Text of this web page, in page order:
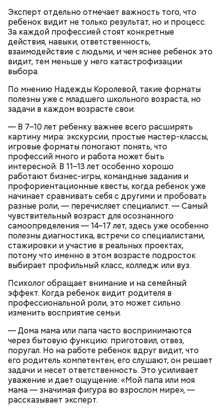
Эксперт отдельно отмечает важность того, что
ребенок видит не только результат, но и процесс.
За каждой профессией стоят конкретные
действия, навыки, ответственность,
взаимодействие с людьми, и чем яснее ребенок это
видит, тем меньше у него катастрофизации
выбора.
По мнению Надежды Королевой, такие форматы
полезны уже с младшего школьного возраста, но
задачи в каждом возрасте свои.
— В 7–10 лет ребенку важнее всего расширять
картину мира: экскурсии, простые мастер-классы,
игровые форматы помогают понять, что
профессий много и работа может быть
интересной. В 11–13 лет особенно хорошо
работают бизнес-игры, командные задания и
профориентационные квесты, когда ребенок уже
начинает сравнивать себя с другими и пробовать
разные роли, — перечисляет специалист. — Самый
чувствительный возраст для осознанного
самоопределения — 14–17 лет, здесь уже особенно
полезны диагностика, встречи со специалистами,
стажировки и участие в реальных проектах,
потому что именно в этом возрасте подросток
выбирает профильный класс, колледж или вуз.
Психолог обращает внимание и на семейный
эффект. Когда ребенок видит родителя в
профессиональной роли, это может сильно
изменить восприятие семьи.
— Дома мама или папа часто воспринимаются
через бытовую функцию: приготовил, отвез,
поругал. Но на работе ребенок вдруг видит, что
его родитель компетентен, его слушают, он решает
задачи и несет ответственность. Это усиливает
уважение и дает ощущение: «Мой папа или моя
мама — значимая фигура во взрослом мире», —
рассказывает эксперт.
Молодежь нарекла сардины новым суперфудом.
Доступная и вкусная рыба богата полезными
нутриентами, а потому о ней все чаще снимают
хвалебные ролики. В чем заключаетсяпольза этой
рыбы, с чем можно ее сочетать и кому стоит есть ее
с осторожностью, «Вечерняя Москва» узнала у
диетолога Елены Соломатиной.
Тонкости от шефа:обжаривать перцы лучше в
самом начале, чтобы они успели стать мягкими.
Жареные кабачки с томатами и
базиликом